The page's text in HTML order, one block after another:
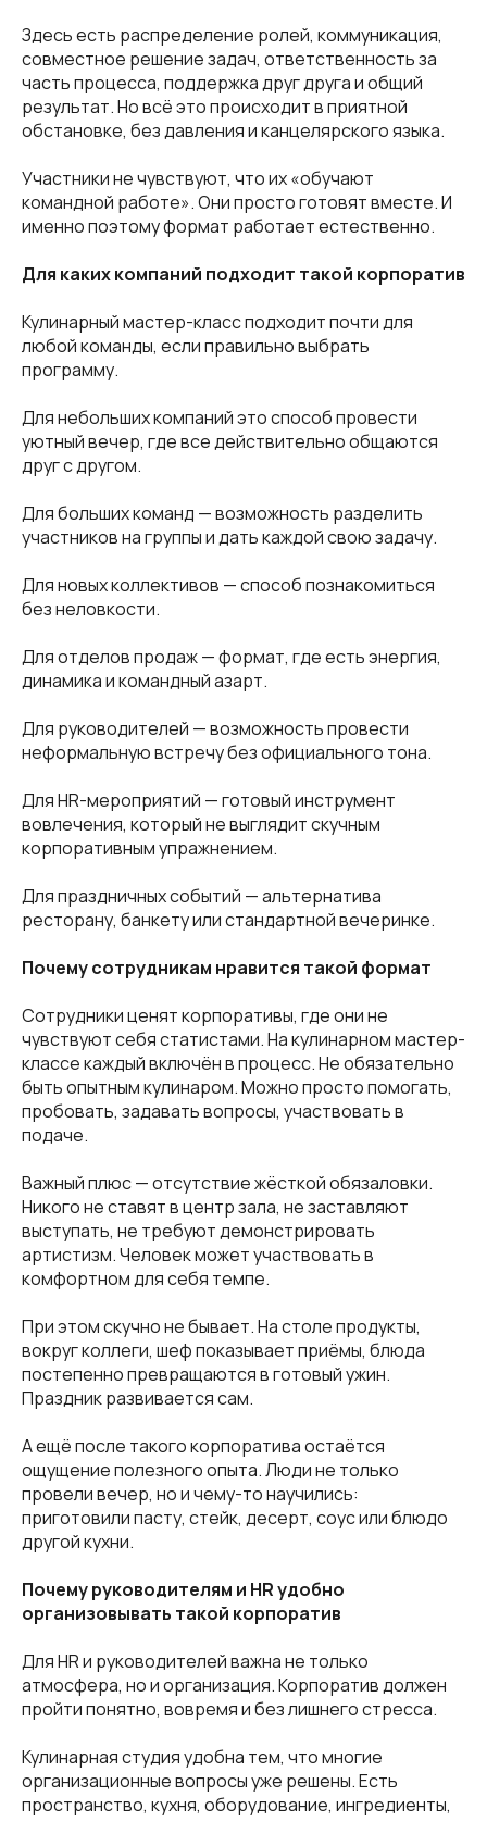
Здесь есть распределение ролей, коммуникация,
совместное решение задач, ответственность за
часть процесса, поддержка друг друга и общий
результат. Но всё это происходит в приятной
обстановке, без давления и канцелярского языка.
Участники не чувствуют, что их «обучают
командной работе». Они просто готовят вместе. И
именно поэтому формат работает естественно.
Для каких компаний подходит такой корпоратив
Кулинарный мастер-класс подходит почти для
любой команды, если правильно выбрать
программу.
Для небольших компаний это способ провести
уютный вечер, где все действительно общаются
друг с другом.
Для больших команд — возможность разделить
участников на группы и дать каждой свою задачу.
Для новых коллективов — способ познакомиться
без неловкости.
Для отделов продаж — формат, где есть энергия,
динамика и командный азарт.
Для руководителей — возможность провести
неформальную встречу без официального тона.
Для HR-мероприятий — готовый инструмент
вовлечения, который не выглядит скучным
корпоративным упражнением.
Для праздничных событий — альтернатива
ресторану, банкету или стандартной вечеринке.
Почему сотрудникам нравится такой формат
Сотрудники ценят корпоративы, где они не
чувствуют себя статистами. На кулинарном мастер-
классе каждый включён в процесс. Не обязательно
быть опытным кулинаром. Можно просто помогать,
пробовать, задавать вопросы, участвовать в
подаче.
Важный плюс — отсутствие жёсткой обязаловки.
Никого не ставят в центр зала, не заставляют
выступать, не требуют демонстрировать
артистизм. Человек может участвовать в
комфортном для себя темпе.
При этом скучно не бывает. На столе продукты,
вокруг коллеги, шеф показывает приёмы, блюда
постепенно превращаются в готовый ужин.
Праздник развивается сам.
А ещё после такого корпоратива остаётся
ощущение полезного опыта. Люди не только
провели вечер, но и чему-то научились:
приготовили пасту, стейк, десерт, соус или блюдо
другой кухни.
Почему руководителям и HR удобно
организовывать такой корпоратив
Для HR и руководителей важна не только
атмосфера, но и организация. Корпоратив должен
пройти понятно, вовремя и без лишнего стресса.
Кулинарная студия удобна тем, что многие
организационные вопросы уже решены. Есть
пространство, кухня, оборудование, ингредиенты,